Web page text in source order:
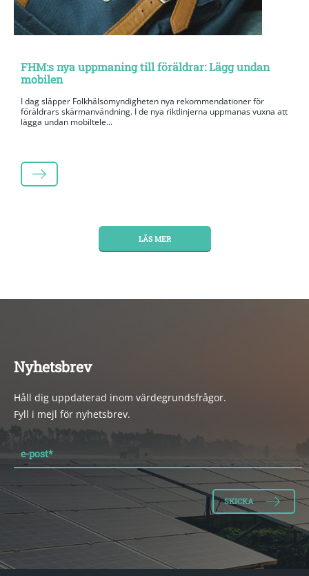
FHM:s nya uppmaning till föräldrar: Lägg undan
mobilen
I dag släpper Folkhälsomyndigheten nya rekommendationer för
föräldrars skärmanvändning. I de nya riktlinjerna uppmanas vuxna att
lägga undan mobiltele...
LÄS MER
LÄS MER
Nyhetsbrev
Håll dig uppdaterad inom värdegrundsfrågor.
Fyll i mejl för nyhetsbrev.
e-post*